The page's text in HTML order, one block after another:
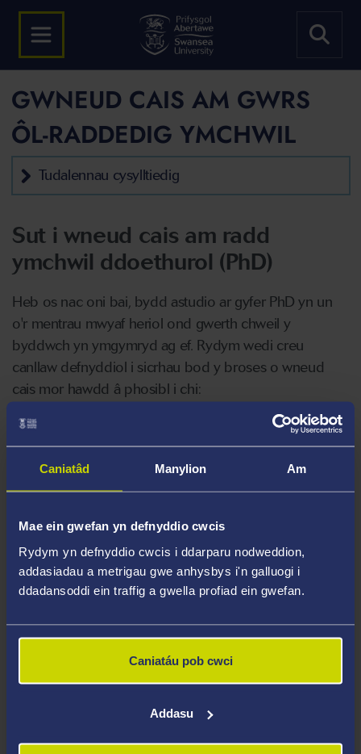
Caniatâd Manylion Am
Mae ein gwefan yn defnyddio cwcis
Rydym yn defnyddio cwcis i ddarparu nodweddion,
addasiadau a metrigau gwe anhysbys i'n galluogi i
ddadansoddi ein traffig a gwella profiad ein gwefan.
Caniatáu pob cwci
Addasu
GWNEUD CAIS AM GWRS
ÔL-RADDEDIG YMCHWIL
Tudalennau cysylltiedig
Sut i wneud cais am radd
ymchwil ddoethurol (PhD)
Heb os nac oni bai, bydd astudio ar gyfer PhD yn un
o'r mentrau mwyaf heriol ond gwerth chweil y
byddwch yn ymgymryd ag ef. Rydym wedi creu
canllaw defnyddiol i sicrhau bod y broses o wneud
cais mor hawdd â phosibl i chi:
Yn Abertawe, rydym yn cynnig dau brif fath o brosiect
ymlaen llaw (yn fwy cyffredinol ym meysydd
gwyddoniaeth a pheirianneg)
a'r rhai hynny rydych yn eu dylunio ar eich pen eich
hun.
Prosiectau a gynlluniwyd ymlaen llaw
Graddau PhD a hunangynlluniwyd